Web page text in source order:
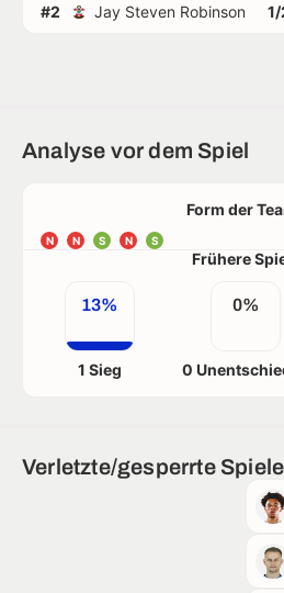
#2 Jay Steven Robinson 1/
Analyse vor dem Spiel
Form der
N N S N S
Frühere
13%
1 Sieg
0%
0
Verletzte/gesperrte